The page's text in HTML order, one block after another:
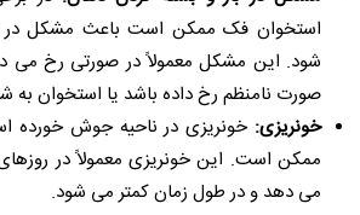
استخوان فک ممکن است باعث مشکل در
شود. این مشکل معمولاً در صورتی رخ
صورت نامنظم رخ داده باشد یا استخوان به
خونریزی: خونریزی در ناحیه جوش خورده
ممکن است. این خونریزی معمولاً در
می دهد و در طول زمان کمتر می شود.